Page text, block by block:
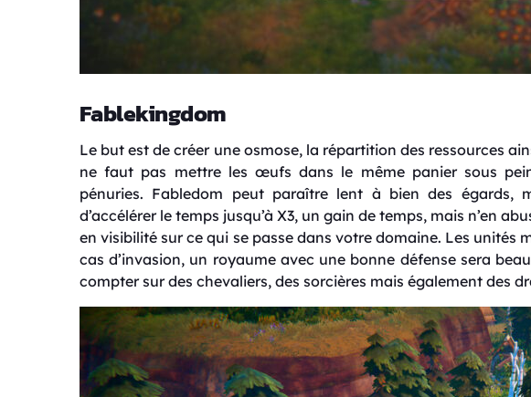
Fablekingdom
Le but est de créer une osmose, la répartition des ressources
ne faut pas mettre les œufs dans le même panier sous
pénuries. Fabledom peut paraître lent à bien des égards,
d’accélérer le temps jusqu’à X3, un gain de temps, mais n’en
en visibilité sur ce qui se passe dans votre domaine. Les unités
cas d’invasion, un royaume avec une bonne défense sera
compter sur des chevaliers, des sorcières mais également des